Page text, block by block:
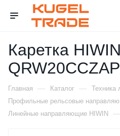
Каретка HIWIN
QRW20CCZAP
Главная — Каталог — Техника
Профильные рельсовые
Линейные направляющие HIWIN —